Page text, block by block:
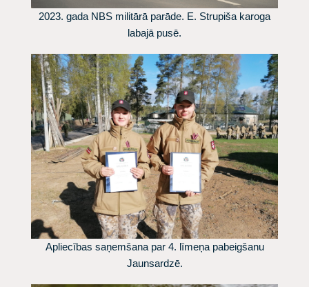
2023. gada NBS militārā parāde. E. Strupiša karoga
labajā pusē.
Apliecības saņemšana par 4. līmeņa pabeigšanu
Jaunsardzē.